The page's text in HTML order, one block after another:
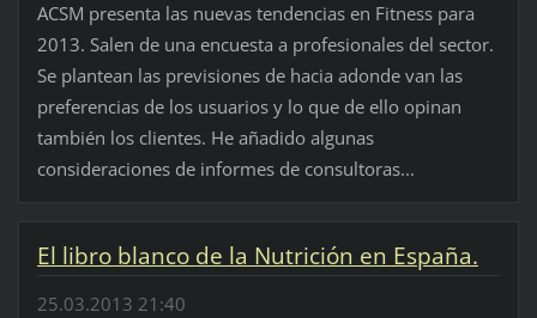
ACSM presenta las nuevas tendencias en Fitness para
2013. Salen de una encuesta a profesionales del sector.
Se plantean las previsiones de hacia adonde van las
preferencias de los usuarios y lo que de ello opinan
también los clientes. He añadido algunas
consideraciones de informes de consultoras...
El libro blanco de la Nutrición en España.
25.03.2013 21:40